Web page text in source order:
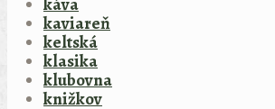
káva
kaviareň
keltská
klasika
klubovna
knižkov